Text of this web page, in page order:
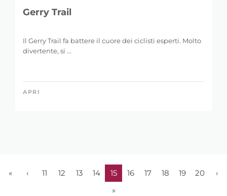
Gerry Trail
Il Gerry Trail fa battere il cuore dei ciclisti esperti. Molto
divertente, si ...
APRI
« ‹ 11 12 13 14 15 16 17 18 19 20
›
»